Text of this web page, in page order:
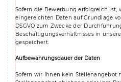
Sofern die Bewerbung erfolgreich ist,
eingereichten Daten auf Grundlage
DSGVO zum Zwecke der
Beschäftigungsverhältnisses in
gespeichert.
Aufbewahrungsdauer der Daten
Sofern wir Ihnen kein Stellenangebot